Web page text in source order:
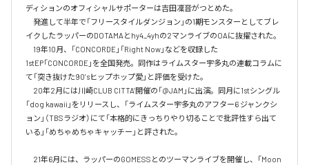
ディションのオフィシャルサポーターは吉田凜音がつとめた。
発進して半年で「フリースタイルダンジョン」の1期モンスターとしてブレ
イクしたラッパーのDOTAMAとhy4_4yhの2マンライブのOAに抜擢された。
19年10月、「CONCORDE」「Right Now」などを収録した
1stEP「CONCORDE」を全国発売。同作はライムスター宇多丸の連載コラムに
て「突き抜けた90’sヒップホップ愛」と評価を受けた。
20年2月には川崎CLUB CITTA’開催の「@JAM」に出演。同月に1stシングル
「dog kawaii」をリリースし、「ライムスター宇多丸のアフター6 ジャンクシ
ョン」（TBSラジオ）にて「本格的にきっちりやり切ることで批評性すら出て
いる」「めちゃめちゃキャッチー」と評された。
21年6月には、ラッパーのGOMESSとのツーマンライブを開催し、「Moon